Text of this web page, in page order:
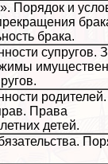
Порядок и
бpaка.
супругов.
Права
детей.